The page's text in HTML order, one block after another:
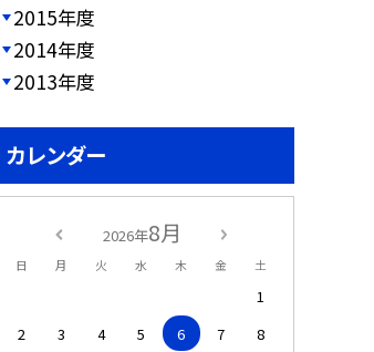
2015年度
2014年度
2013年度
カレンダー
2026年8月
日 月 火 水 木 金 土
1
2
3 4 5 6 7
8